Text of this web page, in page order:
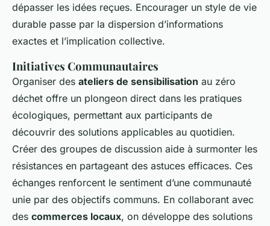
dépasser les idées reçues. Encourager un style de vie
durable passe par la dispersion d’informations
exactes et l’implication collective.
Initiatives Communautaires
Organiser des ateliers de sensibilisation au zéro
déchet offre un plongeon direct dans les pratiques
écologiques, permettant aux participants de
découvrir des solutions applicables au quotidien.
Créer des groupes de discussion aide à surmonter les
résistances en partageant des astuces efficaces. Ces
échanges renforcent le sentiment d’une communauté
unie par des objectifs communs. En collaborant avec
des commerces locaux, on développe des solutions